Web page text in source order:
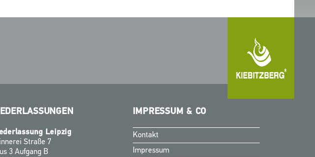
Leipzig
Straße 7
3 Aufgang B
IMPRESSUM & CO
Kontakt
Impressum